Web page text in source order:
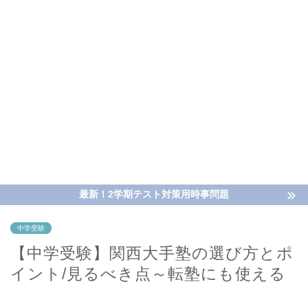
最新！2学期テスト対策用時事問題
中学受験
【中学受験】関西大手塾の選び方とポ
イント/見るべき点～転塾にも使える